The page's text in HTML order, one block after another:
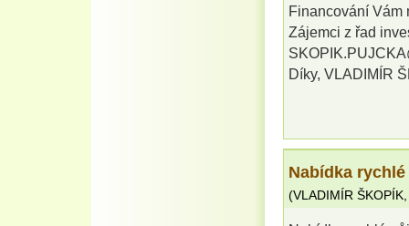
Financování Vám
Zájemci z řad
Díky, VLADIMÍR
Nabídka
(VLADIMÍR ŠKOPÍK